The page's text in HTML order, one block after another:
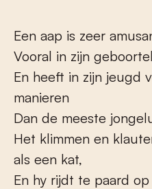
Een aap is zeer
Vooral in zijn
En heeft in zijn jeugd
manieren
Dan de meeste
Het klimmen en
als een kat,
En hy rijdt te paard